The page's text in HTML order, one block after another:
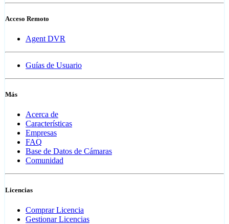
Acceso Remoto
Agent DVR
Guías de Usuario
Más
Acerca de
Características
Empresas
FAQ
Base de Datos de Cámaras
Comunidad
Licencias
Comprar Licencia
Gestionar Licencias